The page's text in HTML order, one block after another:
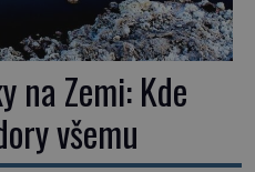
na Zemi: Kde
všemu